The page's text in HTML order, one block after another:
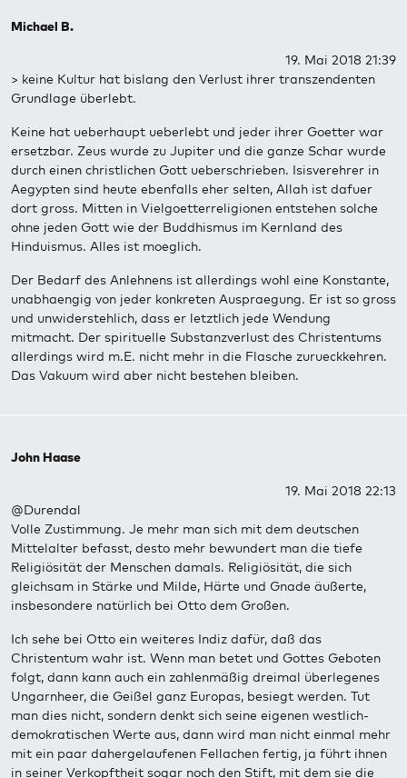
Michael B.
19. Mai 2018 21:39
> keine Kultur hat bislang den Verlust ihrer transzendenten
Grundlage überlebt.
Keine hat ueberhaupt ueberlebt und jeder ihrer Goetter war
ersetzbar. Zeus wurde zu Jupiter und die ganze Schar wurde
durch einen christlichen Gott ueberschrieben. Isisverehrer in
Aegypten sind heute ebenfalls eher selten, Allah ist dafuer
dort gross. Mitten in Vielgoetterreligionen entstehen solche
ohne jeden Gott wie der Buddhismus im Kernland des
Hinduismus. Alles ist moeglich.
Der Bedarf des Anlehnens ist allerdings wohl eine Konstante,
unabhaengig von jeder konkreten Auspraegung. Er ist so gross
und unwiderstehlich, dass er letztlich jede Wendung
mitmacht. Der spirituelle Substanzverlust des Christentums
allerdings wird m.E. nicht mehr in die Flasche zurueckkehren.
Das Vakuum wird aber nicht bestehen bleiben.
John Haase
19. Mai 2018 22:13
@Durendal
Volle Zustimmung. Je mehr man sich mit dem deutschen
Mittelalter befasst, desto mehr bewundert man die tiefe
Religiösität der Menschen damals. Religiösität, die sich
gleichsam in Stärke und Milde, Härte und Gnade äußerte,
insbesondere natürlich bei Otto dem Großen.
Ich sehe bei Otto ein weiteres Indiz dafür, daß das
Christentum wahr ist. Wenn man betet und Gottes Geboten
folgt, dann kann auch ein zahlenmäßig dreimal überlegenes
Ungarnheer, die Geißel ganz Europas, besiegt werden. Tut
man dies nicht, sondern denkt sich seine eigenen westlich-
demokratischen Werte aus, dann wird man nicht einmal mehr
mit ein paar dahergelaufenen Fellachen fertig, ja führt ihnen
in seiner Verkopftheit sogar noch den Stift, mit dem sie die